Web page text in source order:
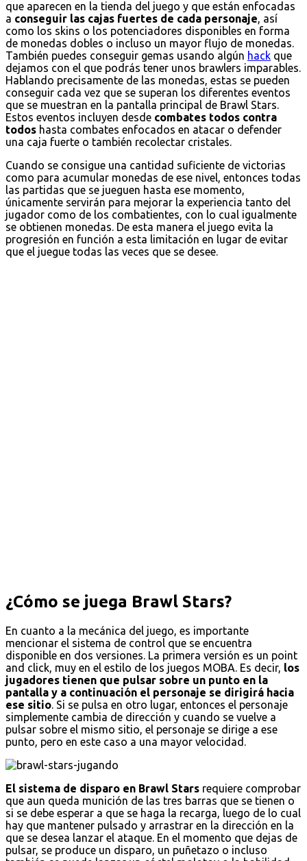
que aparecen en la tienda del juego y que están enfocadas
a conseguir las cajas fuertes de cada personaje , así
como los skins o los potenciadores disponibles en forma
de monedas dobles o incluso un mayor flujo de monedas.
También puedes conseguir gemas usando algún hack que
dejamos con el que podrás tener unos brawlers imparables.
Hablando precisamente de las monedas, estas se pueden
conseguir cada vez que se superan los diferentes eventos
que se muestran en la pantalla principal de Brawl Stars.
Estos eventos incluyen desde combates todos contra
todos hasta combates enfocados en atacar o defender
una caja fuerte o también recolectar cristales.
Cuando se consigue una cantidad suficiente de victorias
como para acumular monedas de ese nivel, entonces todas
las partidas que se jueguen hasta ese momento,
únicamente servirán para mejorar la experiencia tanto del
jugador como de los combatientes, con lo cual igualmente
se obtienen monedas. De esta manera el juego evita la
progresión en función a esta limitación en lugar de evitar
que el juegue todas las veces que se desee.
¿Cómo se juega Brawl Stars?
En cuanto a la mecánica del juego, es importante
mencionar el sistema de control que se encuentra
disponible en dos versiones. La primera versión es un point
and click, muy en el estilo de los juegos MOBA. Es decir, los
jugadores tienen que pulsar sobre un punto en la
pantalla y a continuación el personaje se dirigirá hacia
ese sitio. Si se pulsa en otro lugar, entonces el personaje
simplemente cambia de dirección y cuando se vuelve a
pulsar sobre el mismo sitio, el personaje se dirige a ese
punto, pero en este caso a una mayor velocidad.
El sistema de disparo en Brawl Stars requiere comprobar
que aun queda munición de las tres barras que se tienen o
si se debe esperar a que se haga la recarga, luego de lo cual
hay que mantener pulsado y arrastrar en la dirección en la
que se desea lanzar el ataque. En el momento que dejas de
pulsar, se produce un disparo, un puñetazo o incluso